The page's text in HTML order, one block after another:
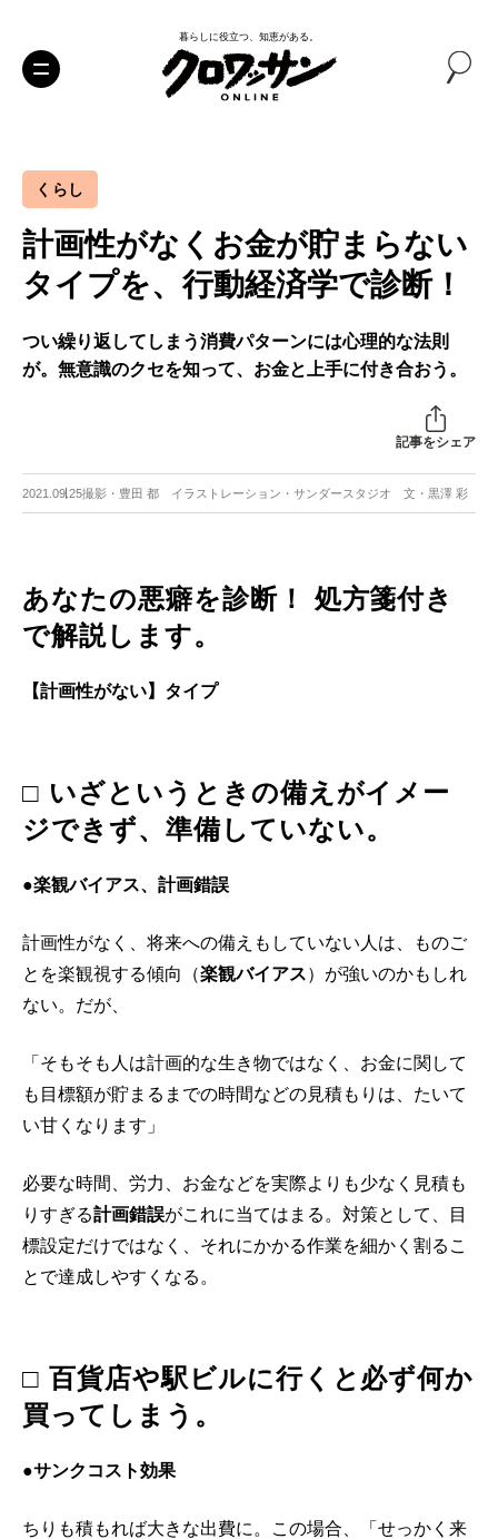
暮らしに役立つ、知恵がある。
くらし
計画性がなくお金が貯まらない
タイプを、行動経済学で診断！
つい繰り返してしまう消費パターンには心理的な法則
が。無意識のクセを知って、お金と上手に付き合おう。
記事をシェア
2021.09.25撮影・豊田 都 イラストレーション・サンダースタジオ 文・黒澤 彩
あなたの悪癖を診断！ 処方箋付き
で解説します。
【計画性がない】タイプ
□ いざというときの備えがイメー
ジできず、準備していない。
●楽観バイアス、計画錯誤
計画性がなく、将来への備えもしていない人は、ものご
とを楽観視する傾向（楽観バイアス）が強いのかもしれ
ない。だが、
「そもそも人は計画的な生き物ではなく、お金に関して
も目標額が貯まるまでの時間などの見積もりは、たいて
い甘くなります」
必要な時間、労力、お金などを実際よりも少なく見積も
りすぎる計画錯誤がこれに当てはまる。対策として、目
標設定だけではなく、それにかかる作業を細かく割るこ
とで達成しやすくなる。
□ 百貨店や駅ビルに行くと必ず何か
買ってしまう。
●サンクコスト効果
ちりも積もれば大きな出費に。この場合、「せっかく来